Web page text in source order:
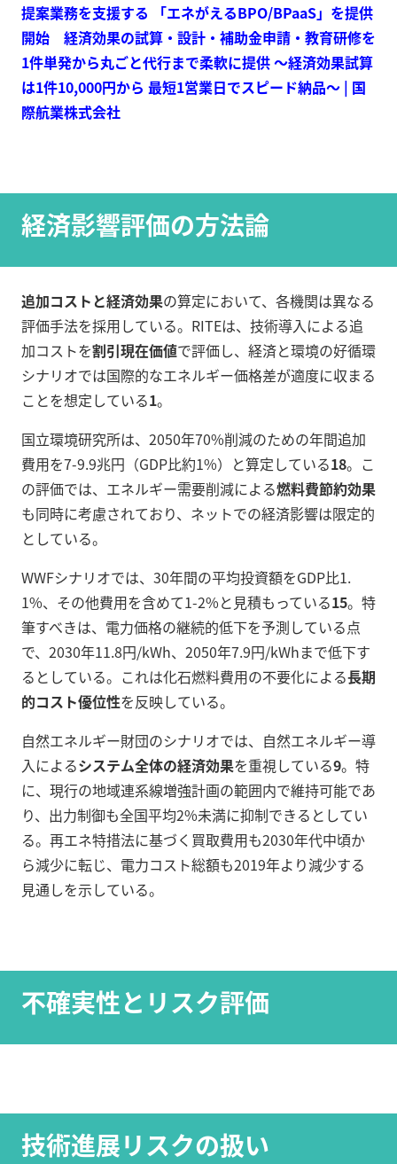
提案業務を支援する 「エネがえるBPO/BPaaS」を提供
開始 経済効果の試算・設計・補助金申請・教育研修を
1件単発から丸ごと代行まで柔軟に提供 ～経済効果試算
は1件10,000円から 最短1営業日でスピード納品～ | 国
際航業株式会社
経済影響評価の方法論
追加コストと経済効果の算定において、各機関は異なる
評価手法を採用している。RITEは、技術導入による追
加コストを割引現在価値で評価し、経済と環境の好循環
シナリオでは国際的なエネルギー価格差が適度に収まる
ことを想定している1。
国立環境研究所は、2050年70%削減のための年間追加
費用を7-9.9兆円（GDP比約1%）と算定している18。こ
の評価では、エネルギー需要削減による燃料費節約効果
も同時に考慮されており、ネットでの経済影響は限定的
としている。
WWFシナリオでは、30年間の平均投資額をGDP比1.
1%、その他費用を含めて1-2%と見積もっている15。特
筆すべきは、電力価格の継続的低下を予測している点
で、2030年11.8円/kWh、2050年7.9円/kWhまで低下す
るとしている。これは化石燃料費用の不要化による長期
的コスト優位性を反映している。
自然エネルギー財団のシナリオでは、自然エネルギー導
入によるシステム全体の経済効果を重視している9。特
に、現行の地域連系線増強計画の範囲内で維持可能であ
り、出力制御も全国平均2%未満に抑制できるとしてい
る。再エネ特措法に基づく買取費用も2030年代中頃か
ら減少に転じ、電力コスト総額も2019年より減少する
見通しを示している。
不確実性とリスク評価
技術進展リスクの扱い